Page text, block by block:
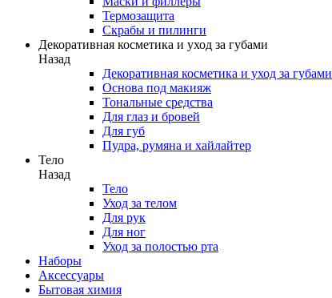
Термозащита
Скрабы и пилинги
Декоративная косметика и уход за губами
Назад
Декоративная косметика и уход за губами
Основа под макияж
Тональные средства
Для глаз и бровей
Для губ
Пудра, румяна и хайлайтер
Тело
Назад
Тело
Уход за телом
Для рук
Для ног
Уход за полостью рта
Наборы
Аксессуары
Бытовая химия